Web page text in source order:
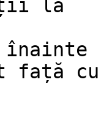
la
față cu